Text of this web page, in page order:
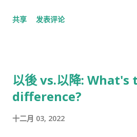
readily; quickly; simple） あっさりし
る（たずさわる）とは、事業や事業計
る、従事する、という意味で用いられ
context. (I made many mistakes
共享 发表评论
以後 vs.以降: What's
difference?
十二月 03, 2022